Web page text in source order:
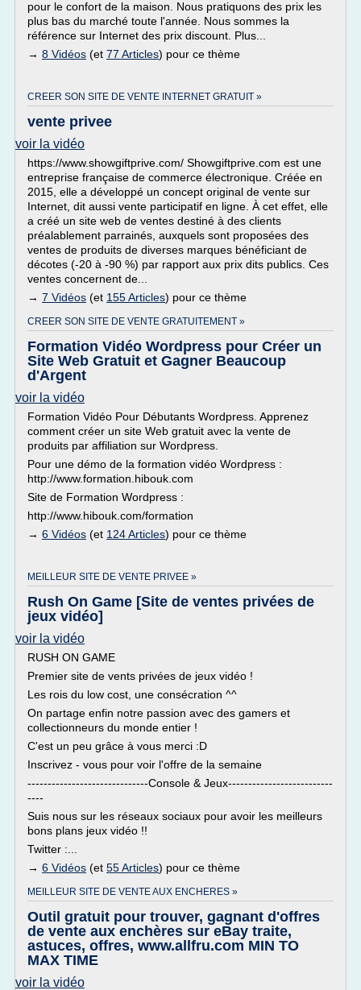
pour le confort de la maison. Nous pratiquons des prix les
plus bas du marché toute l'année. Nous sommes la
référence sur Internet des prix discount. Plus...
→ 8 Vidéos (et 77 Articles) pour ce thème
CREER SON SITE DE VENTE INTERNET GRATUIT »
vente privee
voir la vidéo
https://www.showgiftprive.com/ Showgiftprive.com est une
entreprise française de commerce électronique. Créée en
2015, elle a développé un concept original de vente sur
Internet, dit aussi vente participatif en ligne. À cet effet, elle
a créé un site web de ventes destiné à des clients
préalablement parrainés, auxquels sont proposées des
ventes de produits de diverses marques bénéficiant de
décotes (-20 à -90 %) par rapport aux prix dits publics. Ces
ventes concernent de...
→ 7 Vidéos (et 155 Articles) pour ce thème
CREER SON SITE DE VENTE GRATUITEMENT »
Formation Vidéo Wordpress pour Créer un
Site Web Gratuit et Gagner Beaucoup
d'Argent
voir la vidéo
Formation Vidéo Pour Débutants Wordpress. Apprenez
comment créer un site Web gratuit avec la vente de
produits par affiliation sur Wordpress.
Pour une démo de la formation vidéo Wordpress :
http://www.formation.hibouk.com
Site de Formation Wordpress :
http://www.hibouk.com/formation
→ 6 Vidéos (et 124 Articles) pour ce thème
MEILLEUR SITE DE VENTE PRIVEE »
Rush On Game [Site de ventes privées de
jeux vidéo]
voir la vidéo
RUSH ON GAME
Premier site de vents privées de jeux vidéo !
Les rois du low cost, une consécration ^^
On partage enfin notre passion avec des gamers et
collectionneurs du monde entier !
C'est un peu grâce à vous merci :D
Inscrivez - vous pour voir l'offre de la semaine
------------------------------Console & Jeux--------------------------
----
Suis nous sur les réseaux sociaux pour avoir les meilleurs
bons plans jeux vidéo !!
Twitter :...
→ 6 Vidéos (et 55 Articles) pour ce thème
MEILLEUR SITE DE VENTE AUX ENCHERES »
Outil gratuit pour trouver, gagnant d'offres
de vente aux enchères sur eBay traite,
astuces, offres, www.allfru.com MIN TO
MAX TIME
voir la vidéo